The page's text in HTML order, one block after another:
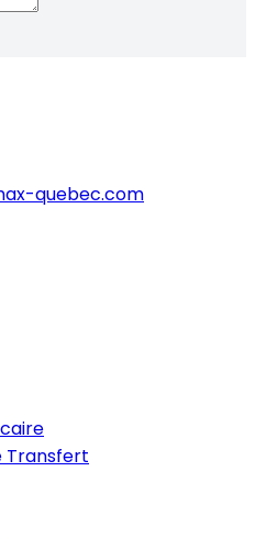
quebec.com
Transfert